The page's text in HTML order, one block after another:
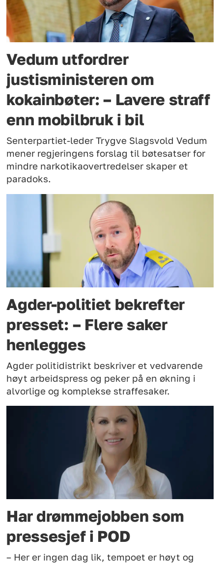
Vedum utfordrer
justisministeren om
kokainbøter: – Lavere straff
enn mobilbruk i bil
Senterpartiet-leder Trygve Slagsvold Vedum
mener regjeringens forslag til bøtesatser for
mindre narkotikaovertredelser skaper et
paradoks.
Agder-politiet bekrefter
presset: – Flere saker
henlegges
Agder politidistrikt beskriver et vedvarende
høyt arbeidspress og peker på en økning i
alvorlige og komplekse straffesaker.
Har drømmejobben som
pressesjef i POD
– Her er ingen dag lik, tempoet er høyt og